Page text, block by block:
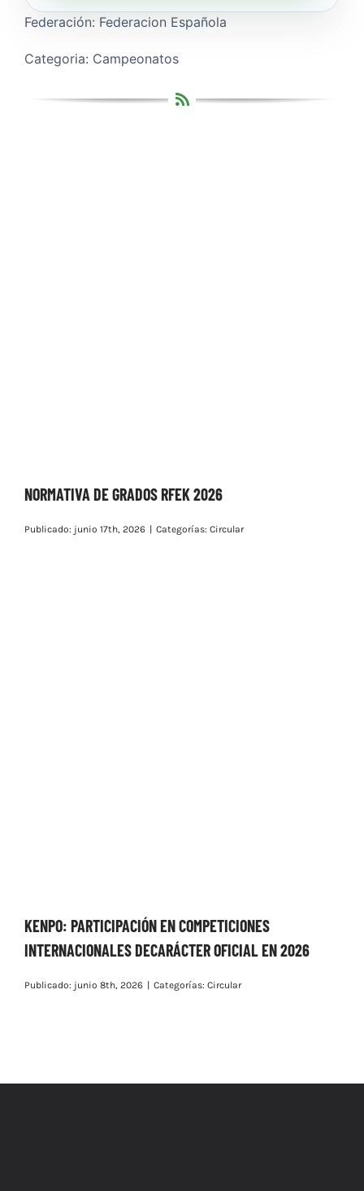
Federación: Federacion Española
Categoria: Campeonatos
NORMATIVA DE GRADOS RFEK 2026
Publicado: junio 17th, 2026 Categorías: Circular
KENPO: PARTICIPACIÓN EN COMPETICIONES
INTERNACIONALES DECARÁCTER OFICIAL EN 2026
Publicado: junio 8th, 2026 Categorías: Circular